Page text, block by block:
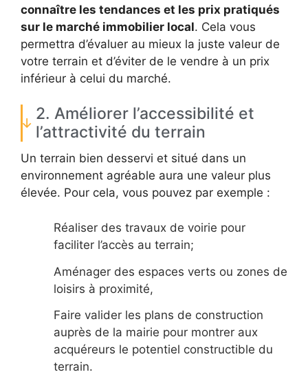
connaître les tendances et les prix pratiqués
sur le marché immobilier local. Cela vous
permettra d’évaluer au mieux la juste valeur de
votre terrain et d’éviter de le vendre à un prix
inférieur à celui du marché.
2. Améliorer l’accessibilité et
l’attractivité du terrain
Un terrain bien desservi et situé dans un
environnement agréable aura une valeur plus
élevée. Pour cela, vous pouvez par exemple :
Réaliser des travaux de voirie pour
faciliter l’accès au terrain;
Aménager des espaces verts ou zones de
loisirs à proximité,
Faire valider les plans de construction
auprès de la mairie pour montrer aux
acquéreurs le potentiel constructible du
terrain.